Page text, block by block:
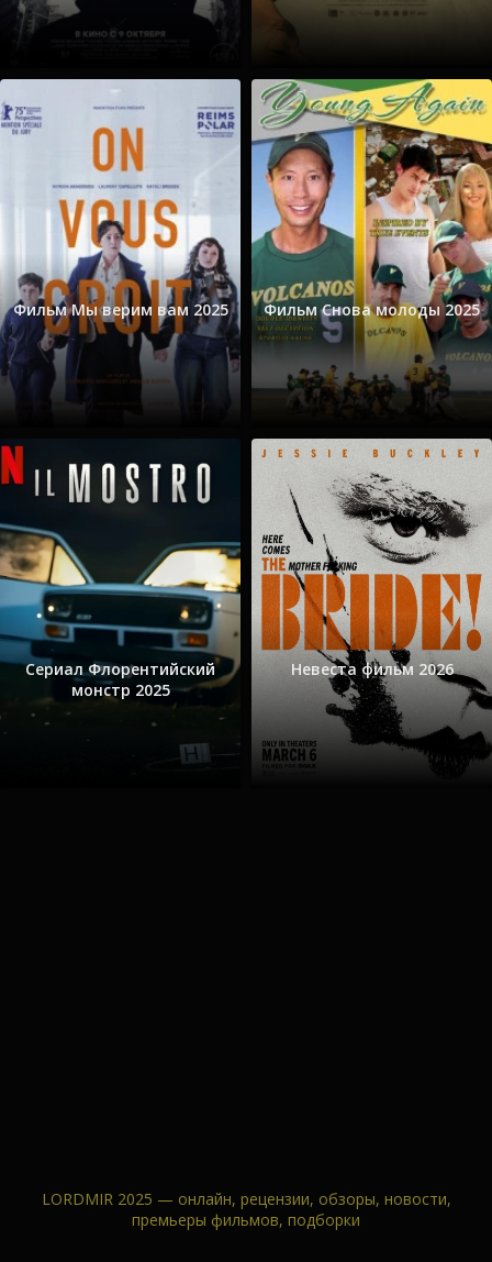
Фильм Мы верим вам 2025 Фильм Снова молоды 2025
Сериал Флорентийский
монстр 2025
Невеста фильм 2026
LORDMIR 2025 — онлайн, рецензии, обзоры, новости,
премьеры фильмов, подборки